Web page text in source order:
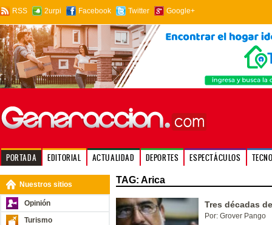
RSS 2urpi Facebook Twitter Google+
PORTADA EDITORIAL ACTUALIDAD DEPORTES ESPECTÁCULOS
Nuestros sitios
Opinión
Turismo
TAG: Arica
Tres décadas
Por: Grover Pango